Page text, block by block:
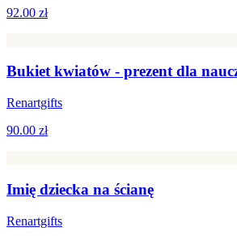
92.00 zł
Bukiet kwiatów - prezent dla
Renartgifts
90.00 zł
Imię dziecka na ścianę
Renartgifts